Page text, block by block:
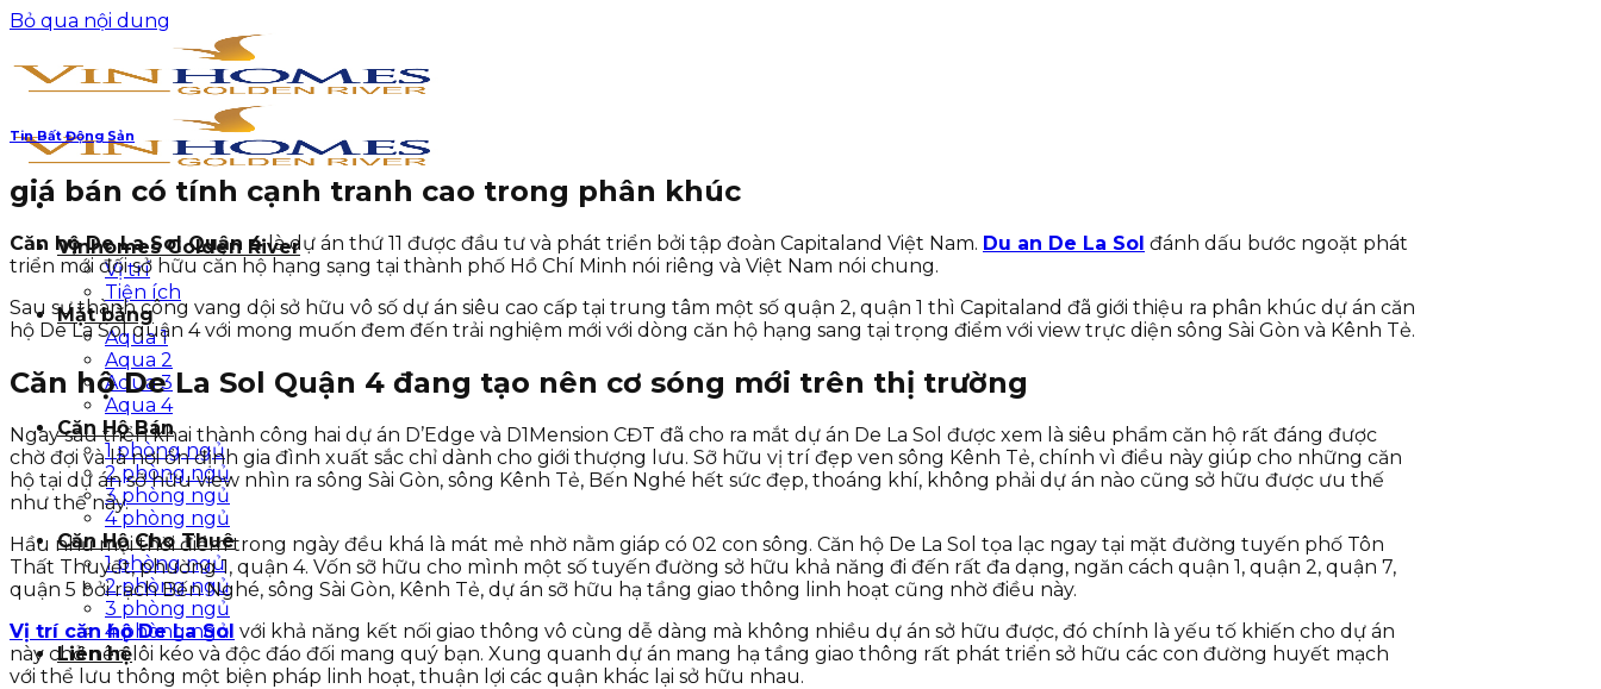
Bỏ qua nội dung
Vinhomes Golden River
Vị trí
Tiện ích
Mặt bằng
Aqua 1
Aqua 2
Aqua 3
Aqua 4
Căn Hộ Bán
1 phòng ngủ
2 phòng ngủ
3 phòng ngủ
4 phòng ngủ
Căn Hộ Cho Thuê
1 phòng ngủ
2 phòng ngủ
3 phòng ngủ
4 phòng ngủ
Liên hệ
Tin Bất Động Sản
giá bán có tính cạnh tranh cao trong phân khúc
Căn hộ De La Sol Quận 4là dự án thứ 11 được đầu tư và phát triển bởi tập đoàn Capitaland Việt Nam. Du an De La Sol đánh dấu bước ngoặt phát
triển mới đối sở hữu căn hộ hạng sạng tại thành phố Hồ Chí Minh nói riêng và Việt Nam nói chung.
Sau sự thành công vang dội sở hữu vô số dự án siêu cao cấp tại trung tâm một số quận 2, quận 1 thì Capitaland đã giới thiệu ra phân khúc dự án căn
hộ De La Sol quận 4 với mong muốn đem đến trải nghiệm mới với dòng căn hộ hạng sang tại trọng điểm với view trực diện sông Sài Gòn và Kênh Tẻ.
Căn hộ De La Sol Quận 4 đang tạo nên cơ sóng mới trên thị trường
Ngay sau triển khai thành công hai dự án D’Edge và D1Mension CĐT đã cho ra mắt dự án De La Sol được xem là siêu phẩm căn hộ rất đáng được
chờ đợi và là nơi ổn định gia đình xuất sắc chỉ dành cho giới thượng lưu. Sỡ hữu vị trí đẹp ven sông Kênh Tẻ, chính vì điều này giúp cho những căn
hộ tại dự án sỡ hữu view nhìn ra sông Sài Gòn, sông Kênh Tẻ, Bến Nghé hết sức đẹp, thoáng khí, không phải dự án nào cũng sở hữu được ưu thế
như thế này.
Hầu như mọi thời điểm trong ngày đều khá là mát mẻ nhờ nằm giáp có 02 con sông. Căn hộ De La Sol tọa lạc ngay tại mặt đường tuyến phố Tôn
Thất Thuyết, phường 1, quận 4. Vốn sỡ hữu cho mình một số tuyến đường sở hữu khả năng đi đến rất đa dạng, ngăn cách quận 1, quận 2, quận 7,
quận 5 bởi rạch Bến Nghé, sông Sài Gòn, Kênh Tẻ, dự án sỡ hữu hạ tầng giao thông linh hoạt cũng nhờ điều này.
Vị trí căn hộ De La Sol với khả năng kết nối giao thông vô cùng dễ dàng mà không nhiều dự án sở hữu được, đó chính là yếu tố khiến cho dự án
này chở nên lôi kéo và độc đáo đối mang quý bạn. Xung quanh dự án mang hạ tầng giao thông rất phát triển sở hữu các con đường huyết mạch
với thể lưu thông một biện pháp linh hoạt, thuận lợi các quận khác lại sở hữu nhau.